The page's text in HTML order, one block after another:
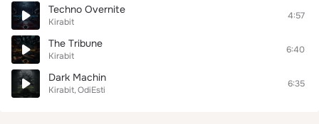
Techno Overnite
Kirabit
4:57
The Tribune
Kirabit
6:40
Dark Machin
Kirabit OdiEsti
6:35